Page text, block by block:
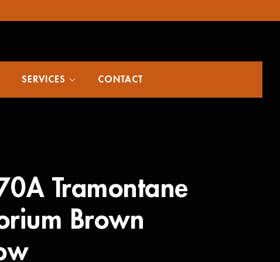
SERVICES CONTACT
Tramontane
Brown